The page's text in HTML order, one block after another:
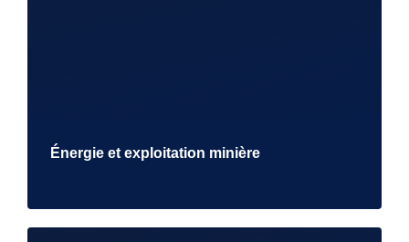
Énergie et exploitation minière